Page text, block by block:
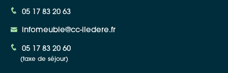
05 17 83 20 63
infomeuble@cc-iledere.fr
05 17 83 20 60
(taxe de séjour)